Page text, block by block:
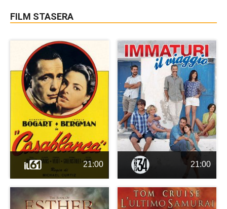
FILM STASERA
21:00 21:00